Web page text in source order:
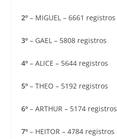
2º– MIGUEL – 6661 registros
3º– GAEL – 5808 registros
4º– ALICE – 5644 registros
5º– THEO – 5192 registros
6º– ARTHUR – 5174 registros
7º– HEITOR – 4784 registros